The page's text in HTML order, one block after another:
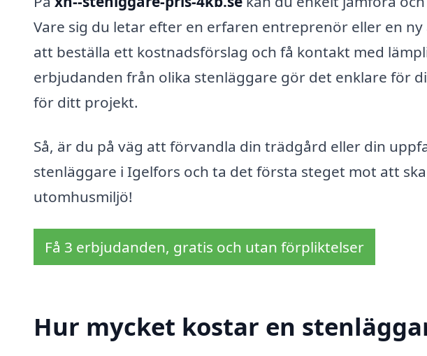
Vare sig du letar efter en erfaren entreprenör eller en
att beställa ett kostnadsförslag och få kontakt med
erbjudanden från olika stenläggare gör det enklare för
för ditt projekt.
Så, är du på väg att förvandla din trädgård eller din
stenläggare i Igelfors och ta det första steget mot att
utomhusmiljö!
Få 3 erbjudanden, gratis och utan förpliktelser
Hur mycket kostar en